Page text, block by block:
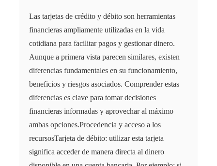
Las tarjetas de crédito y débito son herramientas
financieras ampliamente utilizadas en la vida
cotidiana para facilitar pagos y gestionar dinero.
Aunque a primera vista parecen similares, existen
diferencias fundamentales en su funcionamiento,
beneficios y riesgos asociados. Comprender estas
diferencias es clave para tomar decisiones
financieras informadas y aprovechar al máximo
ambas opciones.Procedencia y acceso a los
recursosTarjeta de débito: utilizar esta tarjeta
significa acceder de manera directa al dinero